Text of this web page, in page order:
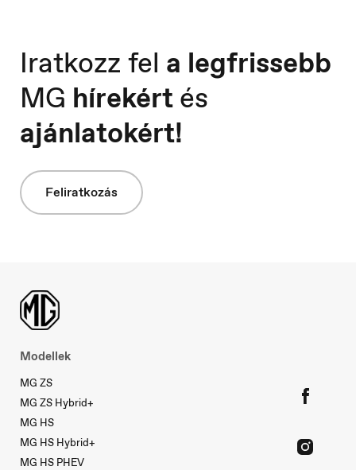
Macedonia
Македонски
Norge
Iratkozz fel a legfrissebb
MG hírekértés
ajánlatokért!
Feliratkozás
Modellek
MG ZS
MG ZS Hybrid+
MG HS
MG HS Hybrid+
MG HS PHEV